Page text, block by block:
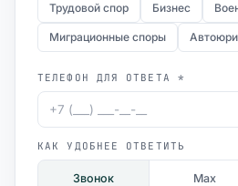
Трудовой спор Бизнес
Миграционные споры
ТЕЛЕФОН ДЛЯ ОТВЕТА *
КАК УДОБНЕЕ ОТВЕТИТЬ
Звонок Max